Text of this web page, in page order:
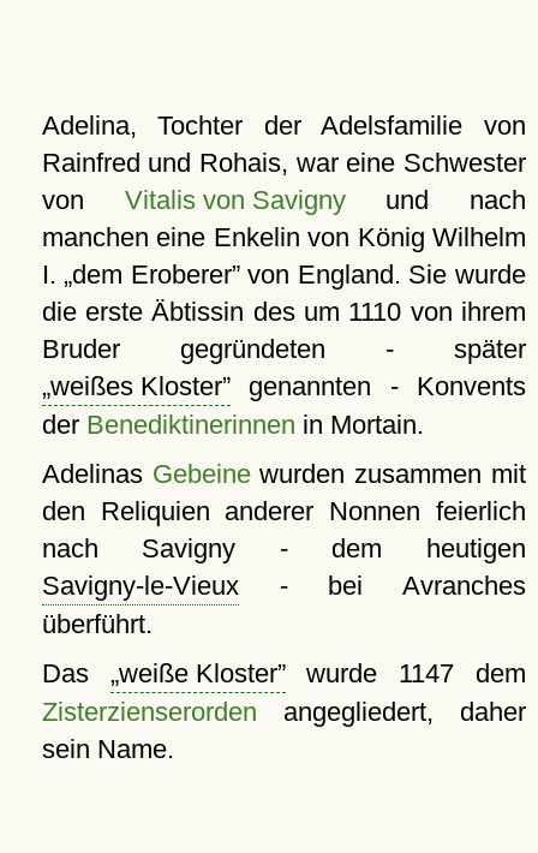
Adelina, Tochter der Adelsfamilie von
Rainfred und Rohais, war eine Schwester
von Vitalis von Savignyund nach
manchen eine Enkelin von König Wilhelm
I. dem Eroberer von England. Sie wurde
die erste Äbtissin des um 1110 von ihrem
Bruder gegründeten - später
weißes Kloster genannten - Konvents
der Benediktinerinnen in Mortain.
Adelinas Gebeinewurden zusammen mit
den Reliquien anderer Nonnen feierlich
nach Savigny - dem heutigen
Savigny-le-Vieux- bei Avranches
überführt.
Das
weiße Kloster wurde 1147 dem
Zisterzienserorden angegliedert, daher
sein Name.